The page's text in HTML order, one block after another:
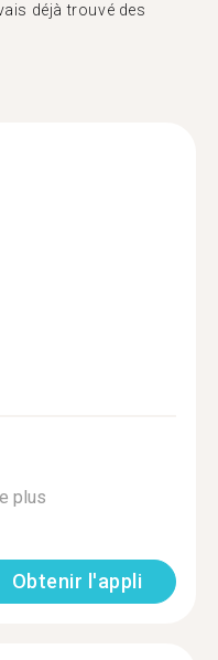
déjà trouvé des
plus
Obtenir l'appli